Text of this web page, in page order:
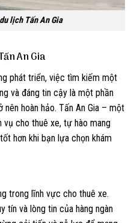
lịch Tấn An Gia
An Gia
phát triển, việc tìm kiếm một
và đáng tin cậy là một phần
hoàn hảo. Tấn An Gia – một
cho thuê xe, tự hào mang
hơn khi bạn lựa chọn khám
trong lĩnh vực cho thuê xe.
tín và lòng tin của hàng ngàn